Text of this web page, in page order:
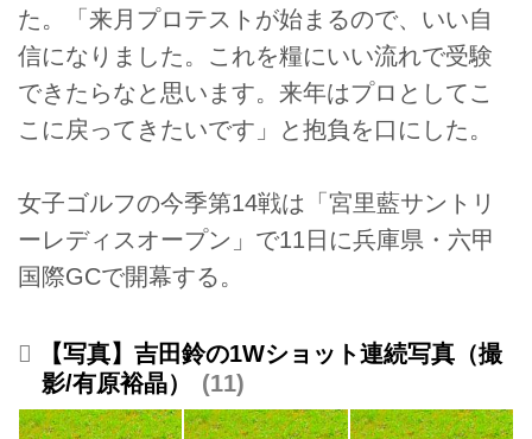
た。「来月プロテストが始まるので、いい自
信になりました。これを糧にいい流れで受験
できたらなと思います。来年はプロとしてこ
こに戻ってきたいです」と抱負を口にした。
女子ゴルフの今季第14戦は「宮里藍サントリ
ーレディスオープン」で11日に兵庫県・六甲
国際GCで開幕する。
【写真】吉田鈴の1Wショット連続写真（撮
影/有原裕晶）
11